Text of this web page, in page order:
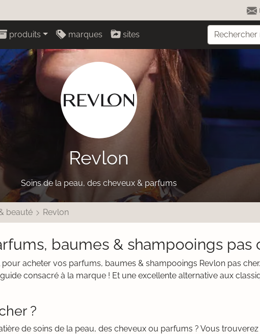
produits marques sites
Revlon
Soins de la peau, des cheveux & parfums
beauté Revlon
baumes & shampooings pas
pour acheter vos parfums, baumes & shampooings Revlon pas
consacré à la marque ! Et une excellente alternative aux
?
de soins de la peau, des cheveux ou parfums ? Vous